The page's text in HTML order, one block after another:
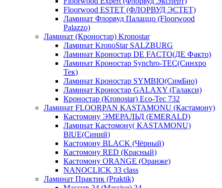
Floorwood ESTET (ФЛОРВУД ЭСТЕТ)
Ламинат Флорвуд Палаццо (Floorwood
Palazzo)
Ламинат (Кроностар) Kronostar
Ламинат KronoStar SALZBURG
Ламинат Кроностар DE FACTO(ДЕ Факто)
Ламинат Кроностар Synchro-TEC(Синхро
Тек)
Ламинат Кроностар SYMBIO(СимБио)
Ламинат Кроностар GALAXY (Галакси)
Кроностар (Kronostar) Eco-Tec 732
Ламинат FLOORPAN KASTAMONU (Кастамону)
Кастомону ЭМЕРАЛЬД (EMERALD)
Ламинат Кастомону( KASTAMONU)
BlUE(Синий)
Кастомону BLACK (Чёрный)
Кастомону RED (Красный)
Кастомону ORANGE (Оранже)
NANOCLICK 33 class
Ламинат Практик (Praktik)